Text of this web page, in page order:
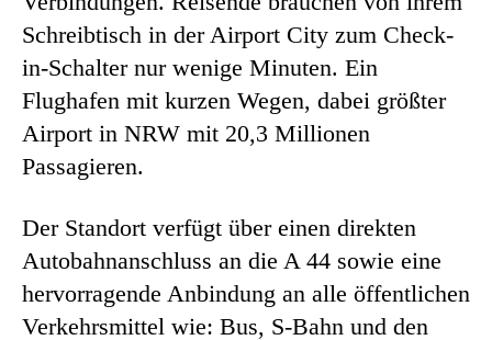
Schreibtisch in der Airport City zum Check-
in-Schalter nur wenige Minuten. Ein
Flughafen mit kurzen Wegen, dabei größter
Airport in NRW mit 20,3 Millionen
Passagieren.
Der Standort verfügt über einen direkten
Autobahnanschluss an die A 44 sowie eine
hervorragende Anbindung an alle öffentlichen
Verkehrsmittel wie: Bus, S-Bahn und den